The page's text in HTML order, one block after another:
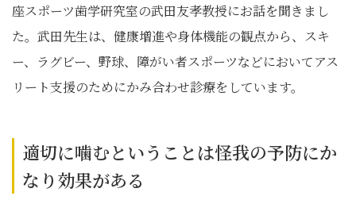
座スポーツ歯学研究室の武田友孝教授にお話を聞きまし
た。武田先生は、健康増進や身体機能の観点から、スキ
ー、ラグビー、野球、障がい者スポーツなどにおいてアス
リート支援のためにかみ合わせ診療をしています。
適切に噛むということは怪我の予防にか
なり効果がある